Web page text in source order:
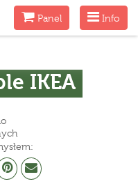
Menu
Info
MenuPanel
IKEA